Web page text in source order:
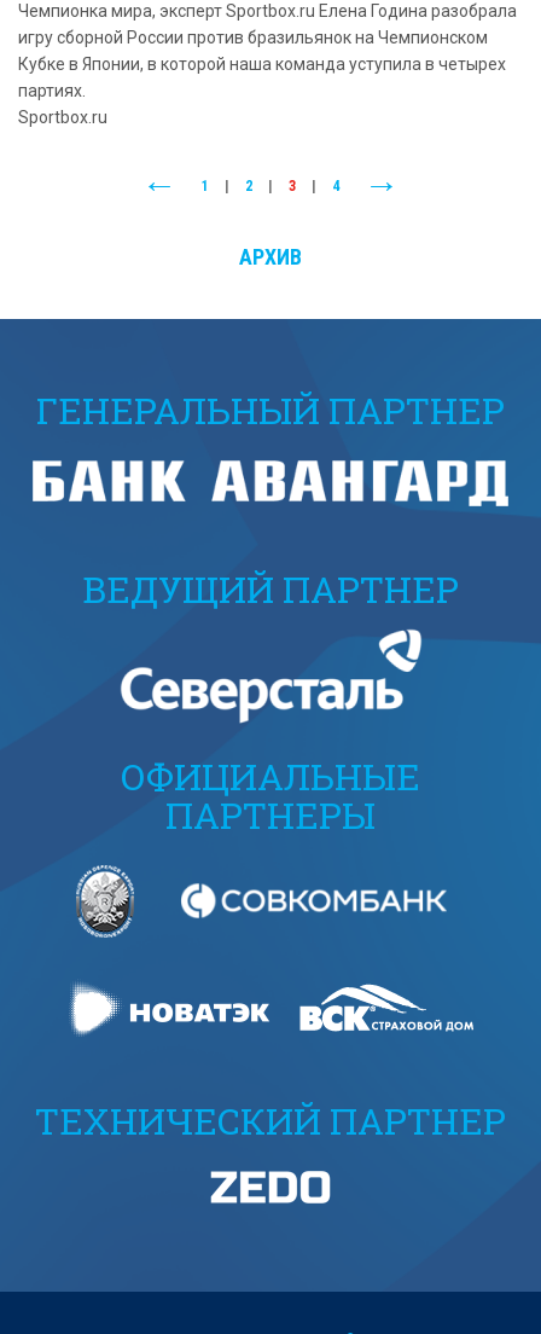
Чемпионка мира, эксперт Sportbox.ru Елена Година разобрала
игру сборной России против бразильянок на Чемпионском
Кубке в Японии, в которой наша команда уступила в четырех
партиях.
Sportbox.ru
1 2 3 4
АРХИВ
ГЕНЕРАЛЬНЫЙ ПАРТНЕР
ВЕДУЩИЙ ПАРТНЕР
ОФИЦИАЛЬНЫЕ
ПАРТНЕРЫ
ТЕХНИЧЕСКИЙ ПАРТНЕР